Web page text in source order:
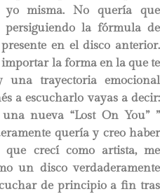
yo misma. No quería que
persiguiendo la fórmula de
en el disco anterior.
importar la forma en la que te
trayectoria emocional
a escucharlo vayas a decir:
nueva “Lost On You” ”
quería y creo haber
que crecí como artista, me
un disco verdaderamente
de principio a fin tras